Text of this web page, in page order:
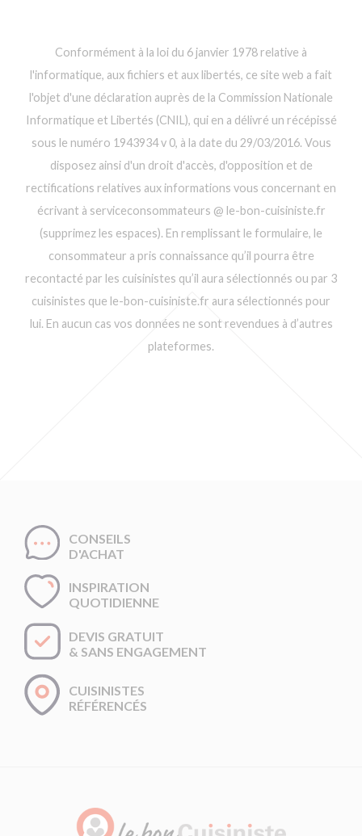
Conformément à la loi du 6 janvier 1978 relative à
l'informatique, aux fichiers et aux libertés, ce site web a fait
l'objet d'une déclaration auprès de la Commission Nationale
Informatique et Libertés (CNIL), qui en a délivré un récépissé
sous le numéro 1943934 v 0, à la date du 29/03/2016. Vous
disposez ainsi d'un droit d'accès, d'opposition et de
rectifications relatives aux informations vous concernant en
écrivant à serviceconsommateurs @ le-bon-cuisiniste.fr
(supprimez les espaces). En remplissant le formulaire, le
consommateur a pris connaissance qu’il pourra être
recontacté par les cuisinistes qu’il aura sélectionnés ou par 3
cuisinistes que le-bon-cuisiniste.fr aura sélectionnés pour
lui. En aucun cas vos données ne sont revendues à d’autres
plateformes.
CONSEILS
D'ACHAT
INSPIRATION
QUOTIDIENNE
DEVIS GRATUIT
& SANS ENGAGEMENT
CUISINISTES
RÉFÉRENCÉS